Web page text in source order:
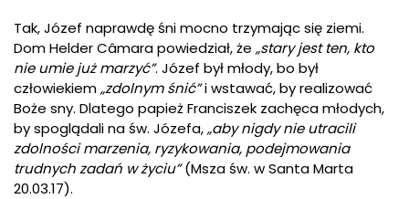
Tak, Józef naprawdę śni mocno trzymając się ziemi.
Dom Helder Câmara powiedział, że „stary jest ten, kto
nie umie już marzyć”. Józef był młody, bo był
człowiekiem„zdolnym śnić”i wstawać, by realizować
Boże sny. Dlatego papież Franciszek zachęca młodych,
by spoglądali na św. Józefa,„aby nigdy nie utracili
zdolności marzenia, ryzykowania, podejmowania
trudnych zadań w życiu”(Msza św. w Santa Marta
20.03.17).